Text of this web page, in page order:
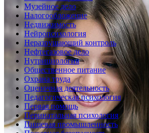
Музейное дело
Налогообложение
Недвижимость
Нейропсихология
Неразрушающий контроль
Нефтегазовое дело
Нутрициология
Общественное питание
Охрана труда
Оценочная деятельность
Педагогическая психология
Первая помощь
Перинатальная психология
Пищевая промышленность